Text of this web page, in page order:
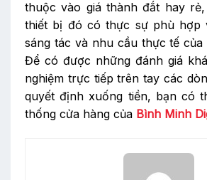
thuộc vào giá thành đắt hay
thiết bị đó có thực sự phù hợp
sáng tác và nhu cầu thực tế của
Để có được những đánh giá
nghiệm trực tiếp trên tay các
quyết định xuống tiền, bạn có
thống cửa hàng của Bình Minh